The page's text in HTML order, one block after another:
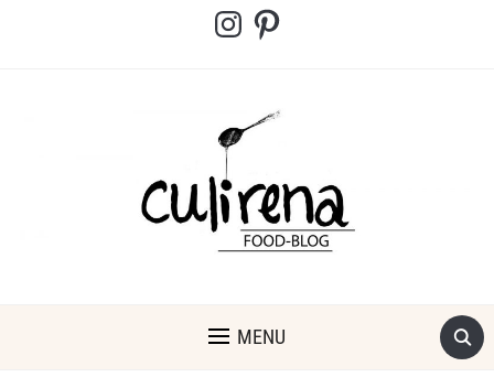
InstagramPinterest
MENU